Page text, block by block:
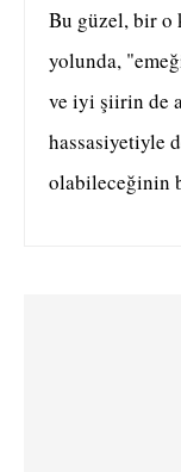
Bu güzel, bir o
yolunda,
ve iyi şiirin de
hassasiyetiyle